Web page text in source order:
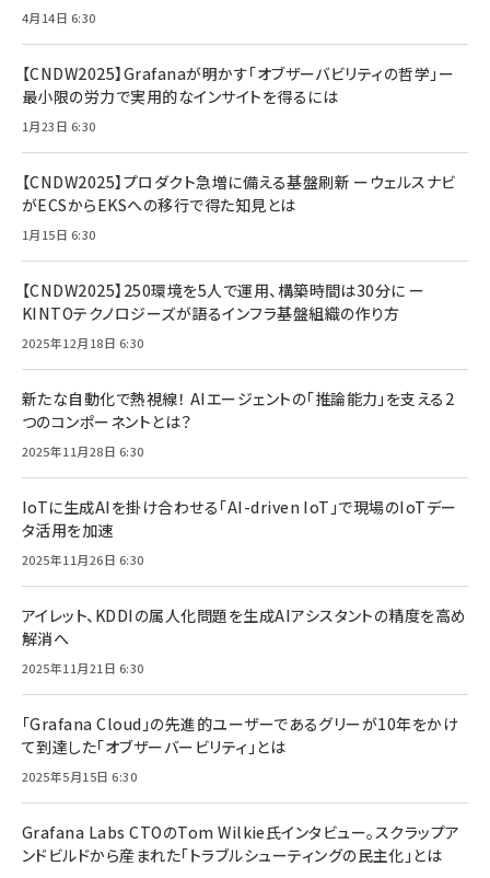
4月14日 6:30
【CNDW2025】Grafanaが明かす「オブザーバビリティの哲学」ー
最小限の労力で実用的なインサイトを得るには
1月23日 6:30
【CNDW2025】プロダクト急増に備える基盤刷新 ーウェルスナビ
がECSからEKSへの移行で得た知見とは
1月15日 6:30
【CNDW2025】250環境を5人で運用、構築時間は30分に ー
KINTOテクノロジーズが語るインフラ基盤組織の作り方
2025年12月18日 6:30
新たな自動化で熱視線！ AIエージェントの「推論能力」を支える2
つのコンポーネントとは？
2025年11月28日 6:30
IoTに生成AIを掛け合わせる「AI-driven IoT」で現場のIoTデー
タ活用を加速
2025年11月26日 6:30
アイレット、KDDIの属人化問題を生成AIアシスタントの精度を高め
解消へ
2025年11月21日 6:30
「Grafana Cloud」の先進的ユーザーであるグリーが10年をかけ
て到達した「オブザーバービリティ」とは
2025年5月15日 6:30
Grafana Labs CTOのTom Wilkie氏インタビュー。スクラップア
ンドビルドから産まれた「トラブルシューティングの民主化」とは